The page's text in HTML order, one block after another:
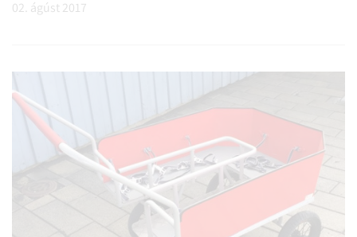
alla tíð verið sá að efla útivist íbúa
02. ágúst 2017